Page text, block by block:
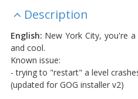
Description
English: New York City, you're
and cool.
Known issue:
- trying to "restart" a level
(updated for GOG installer v2)